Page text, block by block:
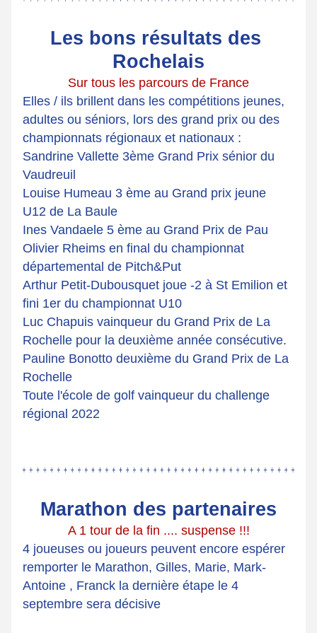
Les bons résultats des
Rochelais
Sur tous les parcours de France
Elles / ils brillent dans les compétitions jeunes,
adultes ou séniors, lors des grand prix ou des
championnats régionaux et nationaux :
Sandrine Vallette 3ème Grand Prix sénior du
Vaudreuil
Louise Humeau 3 ème au Grand prix jeune
U12 de La Baule
Ines Vandaele 5 ème au Grand Prix de Pau
Olivier Rheims en final du championnat
départemental de Pitch&Put
Arthur Petit-Dubousquet joue -2 à St Emilion et
fini 1er du championnat U10
Luc Chapuis vainqueur du Grand Prix de La
Rochelle pour la deuxième année consécutive.
Pauline Bonotto deuxième du Grand Prix de La
Rochelle
Toute l'école de golf vainqueur du challenge
régional 2022
Marathon des partenaires
A 1 tour de la fin .... suspense !!!
4 joueuses ou joueurs peuvent encore espérer
remporter le Marathon, Gilles, Marie, Mark-
Antoine , Franck la dernière étape le 4
septembre sera décisive